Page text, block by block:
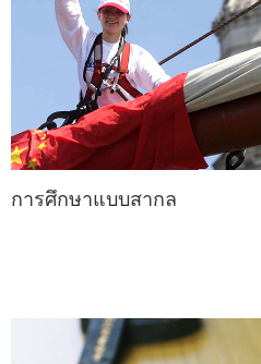
การศึกษาแบบสากล